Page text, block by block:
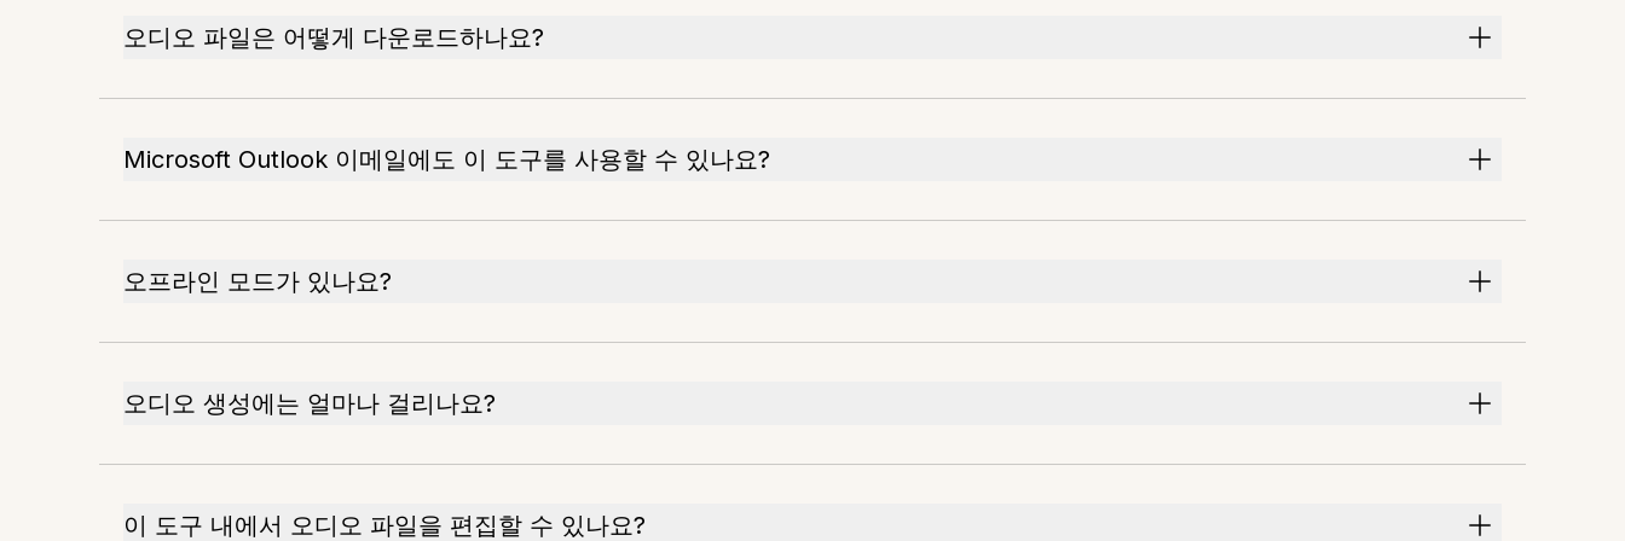
오디오 파일은 어떻게 다운로드하나요?
Microsoft Outlook 이메일에도 이 도구를 사용할 수 있나요?
오프라인 모드가 있나요?
오디오 생성에는 얼마나 걸리나요?
이 도구 내에서 오디오 파일을 편집할 수 있나요?